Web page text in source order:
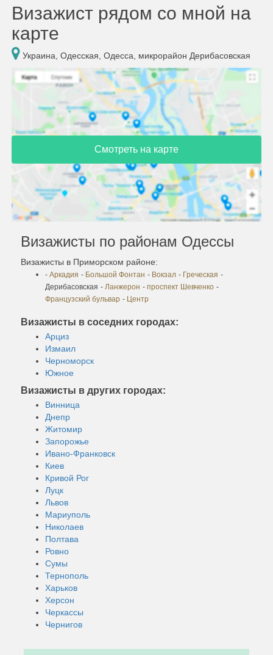
Визажист рядом со мной на
карте
Украина, Одесская, Одесса, микрорайон Дерибасовская
Смотреть на карте
Визажисты по районам Одессы
Визажисты в Приморском районе:
- Аркадия - Большой Фонтан - Вокзал - Греческая -
Дерибасовская - Ланжерон - проспект Шевченко -
Французский бульвар - Центр
Визажисты в соседних городах:
Арциз
Измаил
Черноморск
Южное
Визажисты в других городах:
Винница
Днепр
Житомир
Запорожье
Ивано-Франковск
Киев
Кривой Рог
Луцк
Львов
Мариуполь
Николаев
Полтава
Ровно
Сумы
Тернополь
Харьков
Херсон
Черкассы
Чернигов